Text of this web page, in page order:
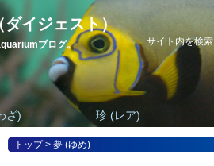
ダイジェスト）
ブログ。 サイト内を検索
ざ) 珍 (レア)
トップ> 夢 (ゆめ)